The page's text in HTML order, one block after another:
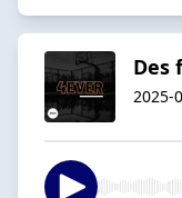
Des
2025-